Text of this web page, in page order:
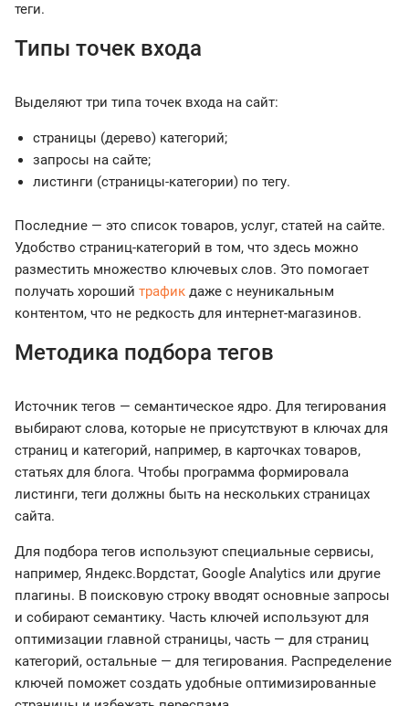
теги.
Типы точек входа
Выделяют три типа точек входа на сайт:
страницы (дерево) категорий;
запросы на сайте;
листинги (страницы-категории) по тегу.
Последние — это список товаров, услуг, статей на сайте.
Удобство страниц-категорий в том, что здесь можно
разместить множество ключевых слов. Это помогает
получать хороший трафик даже с неуникальным
контентом, что не редкость для интернет-магазинов.
Методика подбора тегов
Источник тегов — семантическое ядро. Для тегирования
выбирают слова, которые не присутствуют в ключах для
страниц и категорий, например, в карточках товаров,
статьях для блога. Чтобы программа формировала
листинги, теги должны быть на нескольких страницах
сайта.
Для подбора тегов используют специальные сервисы,
например, Яндекс.Вордстат, Google Analytics или другие
плагины. В поисковую строку вводят основные запросы
и собирают семантику. Часть ключей используют для
оптимизации главной страницы, часть — для страниц
категорий, остальные — для тегирования. Распределение
ключей поможет создать удобные оптимизированные